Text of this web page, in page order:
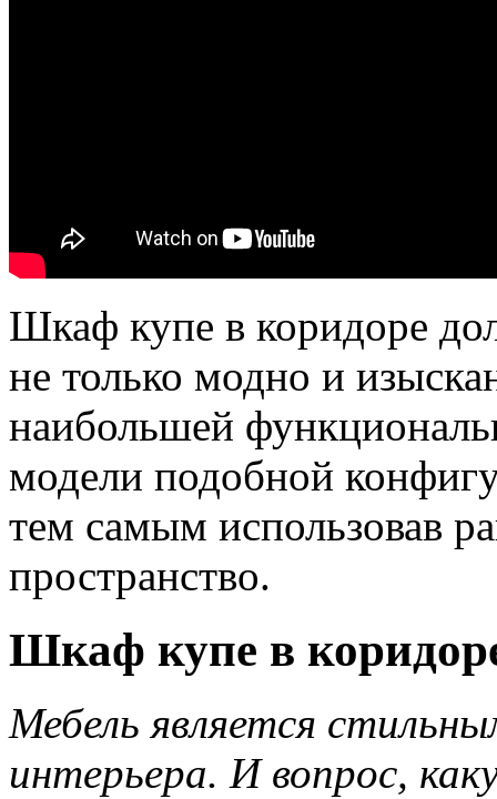
Шкаф купе в коридоре
не только модно и
наибольшей
модели подобной
тем самым использовав
пространство.
Шкаф купе в
Мебель является
интерьера. И вопрос,